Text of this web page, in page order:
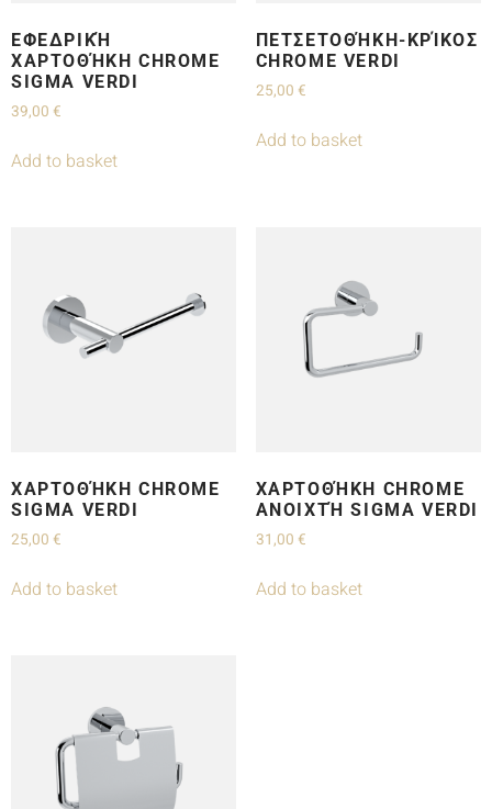
ΕΦΕΔΡΙΚΉ
ΧΑΡΤΟΘΉΚΗ CHROME
SIGMA VERDI
39,00 €
Add to basket
ΠΕΤΣΕΤΟΘΉΚΗ-ΚΡΊΚΟΣ
CHROME VERDI
25,00 €
Add to basket
ΧΑΡΤΟΘΉΚΗ CHROME
SIGMA VERDI
25,00 €
Add to basket
ΧΑΡΤΟΘΉΚΗ CHROME
ΑΝΟΙΧΤΉ SIGMA VERDI
31,00 €
Add to basket